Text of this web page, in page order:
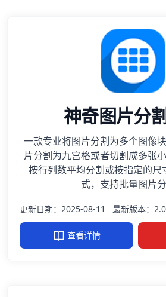
神奇图片分
一款专业将图片分割为多个图像
片分割为九宫格或者切割成多张
按行列数平均分割或按指定的尺
式，支持批量图片分
更新日期：2025-08-11 最新版本：
查看详情